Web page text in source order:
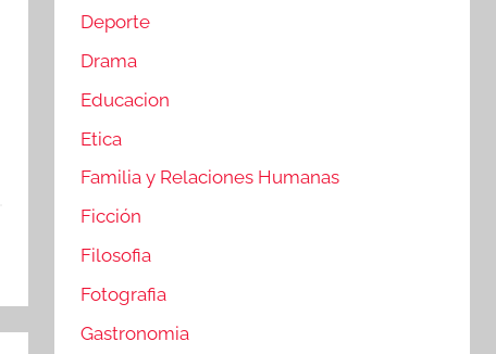
Deporte
Drama
Educacion
Etica
Familia y Relaciones Humanas
Ficción
Filosofia
Fotografia
Gastronomia